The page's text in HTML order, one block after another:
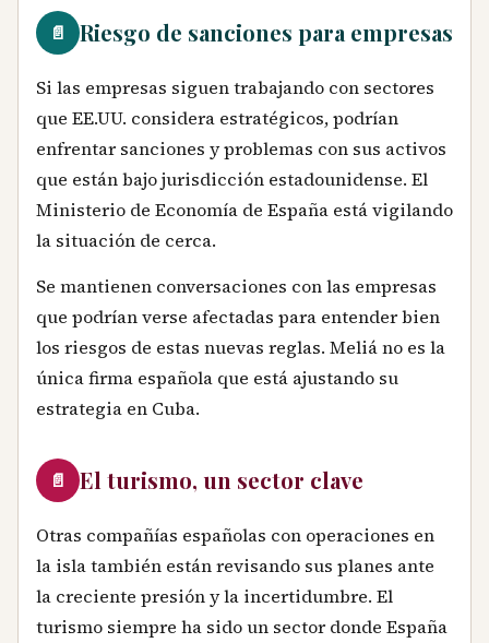
📄 Riesgo de sanciones para empresas
Si las empresas siguen trabajando con sectores
que EE.UU. considera estratégicos, podrían
enfrentar sanciones y problemas con sus activos
que están bajo jurisdicción estadounidense. El
Ministerio de Economía de España está vigilando
la situación de cerca.
Se mantienen conversaciones con las empresas
que podrían verse afectadas para entender bien
los riesgos de estas nuevas reglas. Meliá no es la
única firma española que está ajustando su
estrategia en Cuba.
📄 El turismo, un sector clave
Otras compañías españolas con operaciones en
la isla también están revisando sus planes ante
la creciente presión y la incertidumbre. El
turismo siempre ha sido un sector donde España